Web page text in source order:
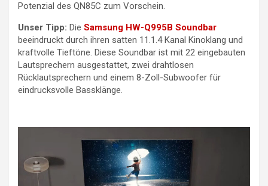
Potenzial des QN85C zum Vorschein.
Unser Tipp: Die Samsung HW-Q995B Soundbar
beeindruckt durch ihren satten 11.1.4 Kanal Kinoklang und
kraftvolle Tieftöne. Diese Soundbar ist mit 22 eingebauten
Lautsprechern ausgestattet, zwei drahtlosen
Rücklautsprechern und einem 8-Zoll-Subwoofer für
eindrucksvolle Bassklänge.